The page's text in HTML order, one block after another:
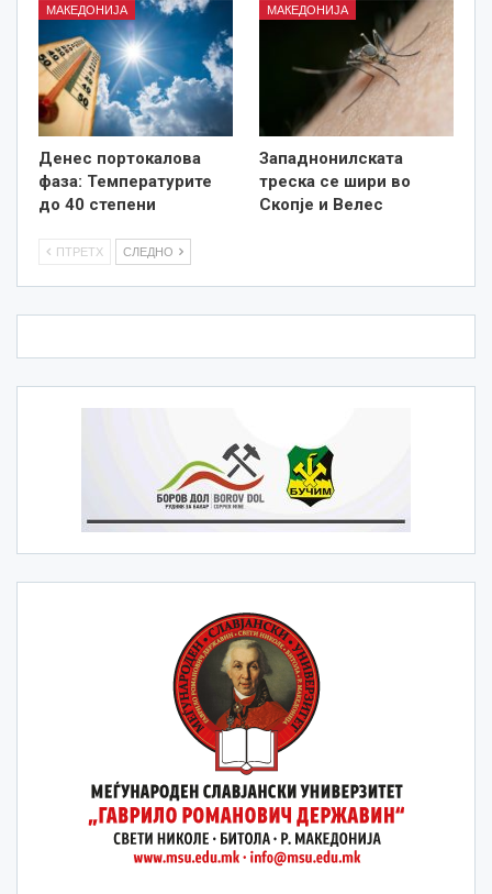
МАКЕДОНИЈА
Денес портокалова
фаза: Температурите
до 40 степени
МАКЕДОНИЈА
Западнонилската
треска се шири во
Скопје и Велес
ПТРЕТХ СЛЕДНО